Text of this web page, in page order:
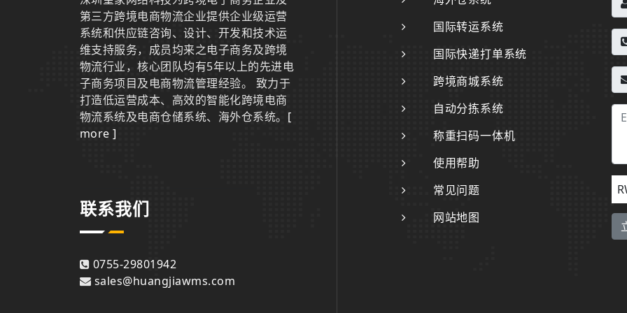
第三方跨境电商物流企业提供企业级运营
系统和供应链咨询、设计、开发和技术运
维支持服务，成员均来之电子商务及跨境
物流行业，核心团队均有5年以上的先进电
子商务项目及电商物流管理经验。 致力于
打造低运营成本、高效的智能化跨境电商
物流系统及电商仓储系统、海外仓系统。 [
more ]
联系我们
0755-29801942
sales@huangjiawms.com
国际转运系统
国际快递打单系统
跨境商城系统
自动分拣系统
称重扫码一体机
使用帮助
常见问题
网站地图